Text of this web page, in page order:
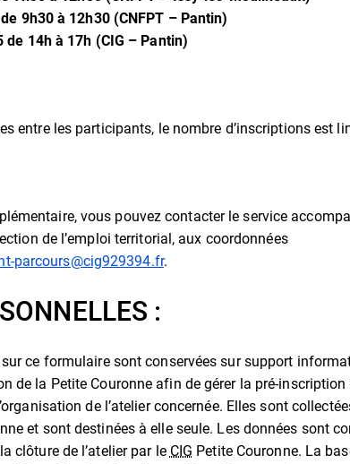
9h30 à 12h30 (CNFPT – Pantin)
14h à 17h (CIG – Pantin)
entre les participants, le nombre d’inscriptions est
vous pouvez contacter le service
de l’emploi territorial, aux coordonnées
parcours@cig929394.fr.
:
ce formulaire sont conservées sur support
de la Petite Couronne afin de gérer la pré-
de l’atelier concernée. Elles sont
et sont destinées à elle seule. Les données sont
clôture de l’atelier par le CIG Petite Couronne. La